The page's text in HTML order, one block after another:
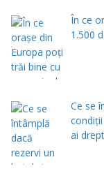
În ce
1.500
Ce se
ai